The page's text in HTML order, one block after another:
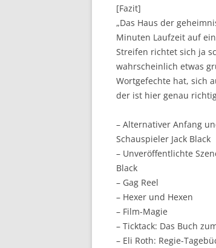
[Fazit]
„Das Haus der
Minuten Laufzeit auf
Streifen richtet sich ja
wahrscheinlich etwas
Wortgefechte hat, sich
der ist hier genau
– Alternativer Anfang
Schauspieler Jack Black
– Unveröffentlichte
Black
– Gag Reel
– Hexer und Hexen
– Film-Magie
– Ticktack: Das Buch
– Eli Roth: Regie-